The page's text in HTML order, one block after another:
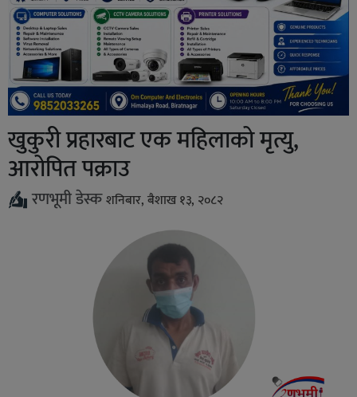
खुकुरी प्रहारबाट एक महिलाको मृत्यु,
आरोपित पक्राउ
रणभूमी डेस्कशनिबार, बैशाख १३, २०८२